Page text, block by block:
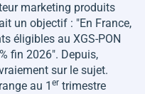
marketing produits
un objectif : "En France,
éligibles au XGS-PON
fin 2026". Depuis,
sur le sujet.
au 1 er trimestre